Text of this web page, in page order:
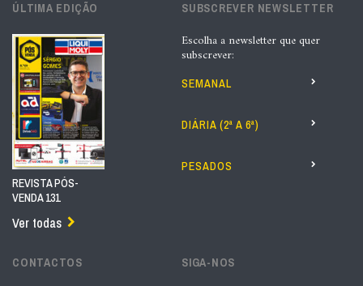
ÚLTIMA EDIÇÃO
REVISTA PÓS-
VENDA 131
Ver todas
SUBSCREVER NEWSLETTER
Escolha a newsletter que quer
subscrever:
SEMANAL
DIÁRIA (2ª A 6ª)
PESADOS
CONTACTOS SIGA-NOS